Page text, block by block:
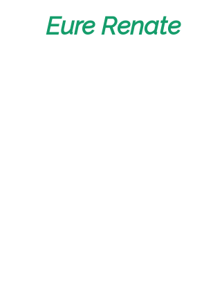
Eure Renate